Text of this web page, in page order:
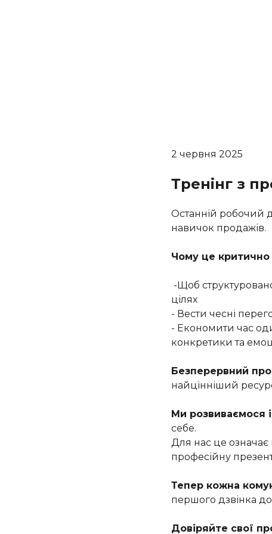
2 червня 2025
Тренінг з
Останній робочий
навичок продажів.
Чому це
-Щоб
цілях
- Вести чесні
- Економити час
конкретики та
Безперервний
найцінніший
Ми розвиваємося
себе.
Для нас це означає
професійну
Тепер кожна
першого дзвінка до
Довіряйте свої